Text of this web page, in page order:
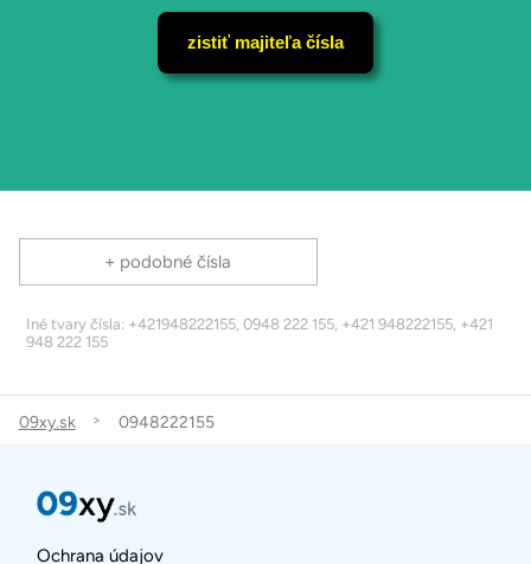
zistiť majiteľa čísla
+ podobné čísla
Iné tvary čísla: +421948222155, 0948 222 155, +421 948222155, +421
948 222 155
09xy.sk 0948222155
Ochrana údajov